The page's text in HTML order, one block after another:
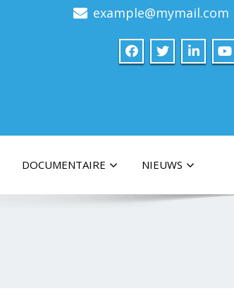
example@mymail.com
DOCUMENTAIRE NIEUWS